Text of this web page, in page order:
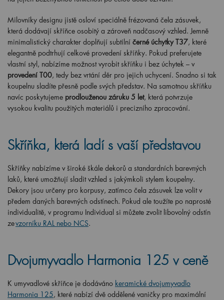
Milovníky designu jistě osloví speciálně frézovaná čela zásuvek,
která dodávají skříňce osobitý a zároveň nadčasový vzhled. Jemně
minimalistický charakter doplňují subtilní černé úchytky T37, které
elegantně podtrhují celkové provedení skříňky. Pokud preferujete
vlastní styl, nabízíme možnost vyrobit skříňku i bez úchytek – v
provedení T00, tedy bez vrtání děr pro jejich uchycení. Snadno si tak
koupelnu sladíte přesně podle svých představ. Na samotnou skříňku
navíc poskytujeme prodlouženou záruku 5 let, která potvrzuje
vysokou kvalitu použitých materiálů i precizního zpracování.
Skříňka, která ladí s vaší představou
Skříňky nabízíme v široké škále dekorů a standardních barevných
laků, které umožňují sladit vzhled s jakýmkoli stylem koupelny.
Dekory jsou určeny pro korpusy, zatímco čela zásuvek lze volit v
předem daných barevných odstínech. Pokud ale toužíte po naprosté
individualitě, v programu Individual si můžete zvolit libovolný odstín
zevzorníku RAL nebo NCS.
Dvojumyvadlo Harmonia 125 v ceně
K umyvadlové skříňce je dodáváno keramické dvojumyvadlo
Harmonia 125, které nabízí dvě oddělené vaničky pro maximální